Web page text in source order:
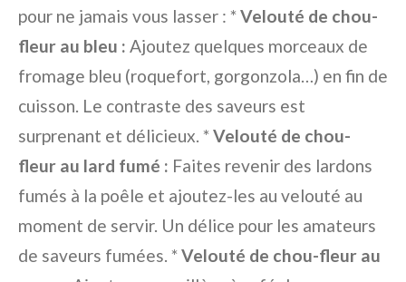
pour ne jamais vous lasser : *Velouté de chou-
fleur au bleu : Ajoutez quelques morceaux de
fromage bleu (roquefort, gorgonzola…) en fin de
cuisson. Le contraste des saveurs est
surprenant et délicieux. *Velouté de chou-
fleur au lard fumé : Faites revenir des lardons
fumés à la poêle et ajoutez-les au velouté au
moment de servir. Un délice pour les amateurs
de saveurs fumées. *Velouté de chou-fleur au